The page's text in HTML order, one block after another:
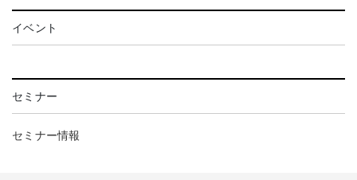
イベント
セミナー
セミナー情報